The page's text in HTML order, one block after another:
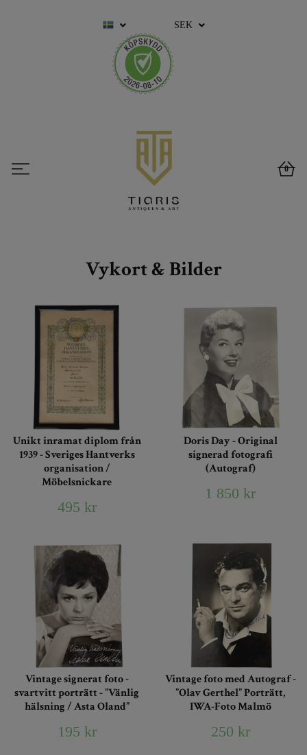
SEK
0
Vykort & Bilder
Unikt inramat diplom från
1939 - Sveriges Hantverks
organisation /
Möbelsnickare
495 kr
Doris Day - Original
signerad fotografi
(Autograf)
1 850 kr
Vintage signerat foto -
svartvitt porträtt - ”Vänlig
hälsning / Asta Oland”
195 kr
Vintage foto med Autograf -
”Olav Gerthel” Porträtt,
IWA-Foto Malmö
250 kr